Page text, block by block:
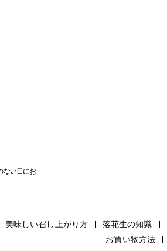
ない日にお
美味しい召し上がり方 落花生の知識
お買い物方法